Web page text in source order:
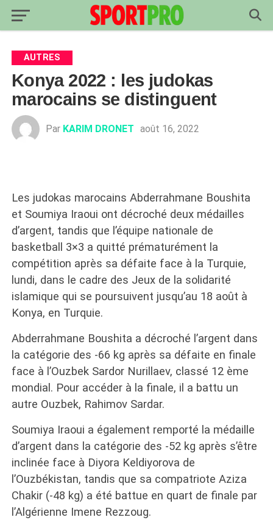
AUTRES
Konya 2022 : les judokas
marocains se distinguent
Par KARIM DRONET août 16, 2022
Les judokas marocains Abderrahmane Boushita
et Soumiya Iraoui ont décroché deux médailles
d’argent, tandis que l’équipe nationale de
basketball 3×3 a quitté prématurément la
compétition après sa défaite face à la Turquie,
lundi, dans le cadre des Jeux de la solidarité
islamique qui se poursuivent jusqu’au 18 août à
Konya, en Turquie.
Abderrahmane Boushita a décroché l’argent dans
la catégorie des -66 kg après sa défaite en finale
face à l’Ouzbek Sardor Nurillaev, classé 12 ème
mondial. Pour accéder à la finale, il a battu un
autre Ouzbek, Rahimov Sardar.
Soumiya Iraoui a également remporté la médaille
d’argent dans la catégorie des -52 kg après s’être
inclinée face à Diyora Keldiyorova de
l’Ouzbékistan, tandis que sa compatriote Aziza
Chakir (-48 kg) a été battue en quart de finale par
l’Algérienne Imene Rezzoug.